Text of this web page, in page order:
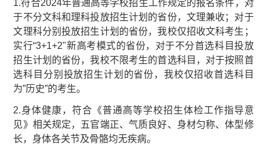
1.符合2024年普通高等学校招生工作规定的报名条件，对
于不分文科和理科投放招生计划的省份，文理兼收；对于
文理科分别投放招生计划的省份，我校仅招收文科考生；
实行“3+1+2"新高考模式的省份，对于不分首选科目投放
招生计划的省份，我校不限考生的首选科目，对于按照首
选科目分别投放招生计划的省份，我校仅招收首选科目
为”历史”的考生。
2.身体健康，符合《普通高等学校招生体检工作指导意
见》相关规定，五官端正、气质良好、身材匀称、体型修
长，身体各关节及骨骼均无疾病。